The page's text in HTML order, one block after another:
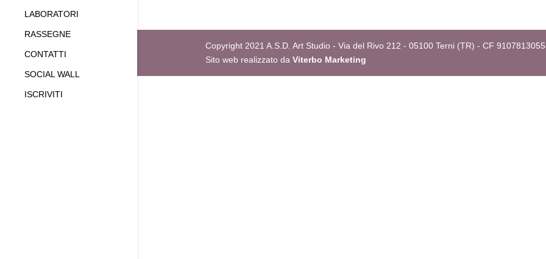
LABORATORI
RASSEGNE
CONTATTI
SOCIAL WALL
ISCRIVITI
Copyright 2021 A.S.D. Art Studio - Via del Rivo 212 - 05100 Terni (TR) - CF
Sito web realizzato da Viterbo Marketing